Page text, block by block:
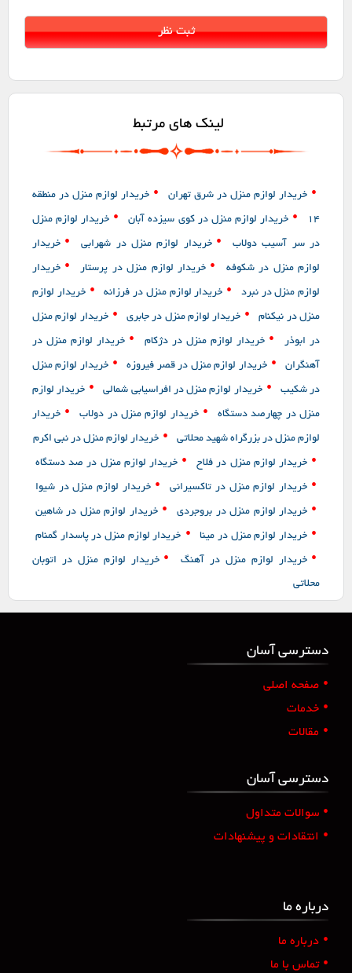
لینک های مرتبط
• خریدار لوازم منزل در شرق تهران • خریدار لوازم منزل در منطقه
14
• خریدار لوازم منزل در کوی سیزده آبان • خریدار لوازم منزل
در سر آسیب دولاب • خریدار لوازم منزل در شهرابی • خریدار
لوازم منزل در شکوفه • خریدار لوازم منزل در پرستار • خریدار
لوازم منزل در نبرد • خریدار لوازم منزل در فرزانه • خریدار لوازم
منزل در نیکنام • خریدار لوازم منزل در جابری • خریدار لوازم منزل
در ابوذر • خریدار لوازم منزل در دژکام • خریدار لوازم منزل در
آهنگران • خریدار لوازم منزل در قصر فیروزه • خریدار لوازم منزل
در شکیب • خریدار لوازم منزل در افراسیابی شمالی • خریدار لوازم
منزل در چهارصد دستگاه • خریدار لوازم منزل در دولاب • خریدار
لوازم منزل در بزرگراه شهید محلاتی • خریدار لوازم منزل در نبی اکرم
• خریدار لوازم منزل در فلاح • خریدار لوازم منزل در صد دستگاه
• خریدار لوازم منزل در تاکسیرانی • خریدار لوازم منزل در شیوا
• خریدار لوازم منزل در بروجردی • خریدار لوازم منزل در شاهین
• خریدار لوازم منزل در مینا • خریدار لوازم منزل در پاسدار گمنام
• خریدار لوازم منزل در آهنگ • خریدار لوازم منزل در اتوبان
محلاتی
دسترسی آسان
• صفحه اصلی
• خدمات
• مقالات
دسترسی آسان
• سوالات متداول
• انتقادات و پیشنهادات
درباره ما
• درباره ما
• تماس با ما